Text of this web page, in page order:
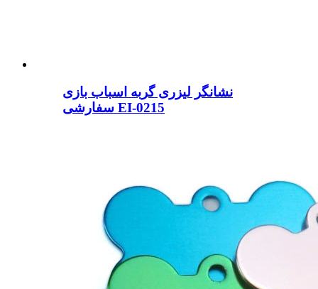
نشانگر لیزری گربه اسباب بازی
سفارشی EI-0215